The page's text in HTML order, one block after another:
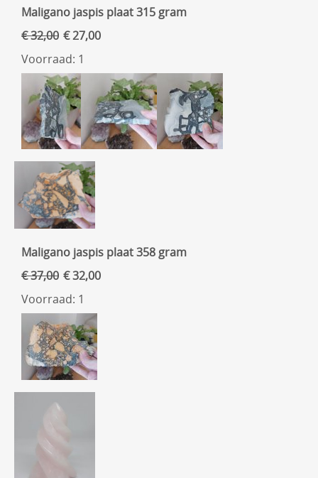
Maligano jaspis plaat 315 gram
€ 32,00 € 27,00
Voorraad: 1
Maligano jaspis plaat 358 gram
€ 37,00 € 32,00
Voorraad: 1